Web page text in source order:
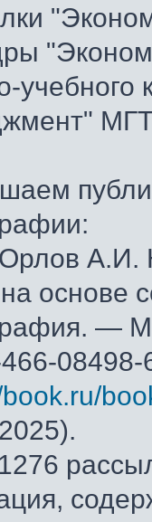
А.И.
основе
—